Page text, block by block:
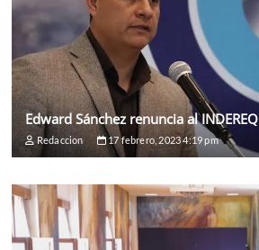
Edward Sánchez renuncia al INDEREQ
Redaccion 17 febrero, 2023 4:19 pm